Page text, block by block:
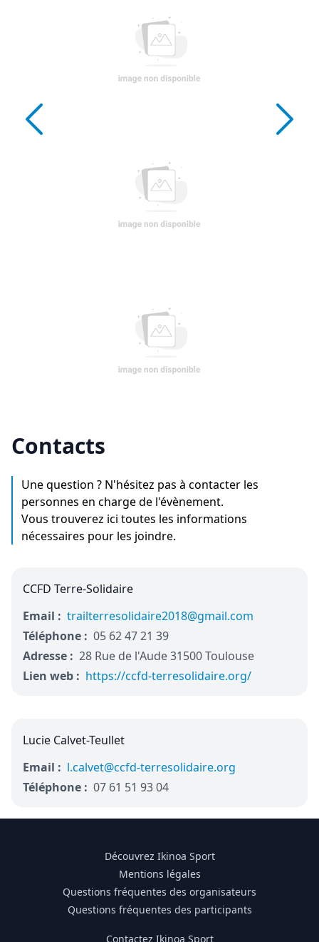
Contacts
Une question ? N'hésitez pas à contacter les
personnes en charge de l'évènement.
Vous trouverez ici toutes les informations
nécessaires pour les joindre.
CCFD Terre-Solidaire
Email : trailterresolidaire2018@gmail.com
Téléphone : 05 62 47 21 39
Adresse : 28 Rue de l'Aude 31500 Toulouse
Lien web : https://ccfd-terresolidaire.org/
Lucie Calvet-Teullet
Email : l.calvet@ccfd-terresolidaire.org
Téléphone : 07 61 51 93 04
Découvrez Ikinoa Sport
Mentions légales
Questions fréquentes des organisateurs
Questions fréquentes des participants
Contactez Ikinoa Sport